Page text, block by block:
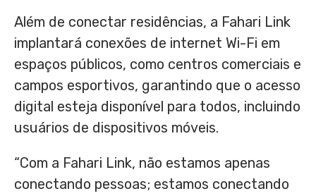
Além de conectar residências, a Fahari Link
implantará conexões de internet Wi-Fi em
espaços públicos, como centros comerciais e
campos esportivos, garantindo que o acesso
digital esteja disponível para todos, incluindo
usuários de dispositivos móveis.
“Com a Fahari Link, não estamos apenas
conectando pessoas; estamos conectando